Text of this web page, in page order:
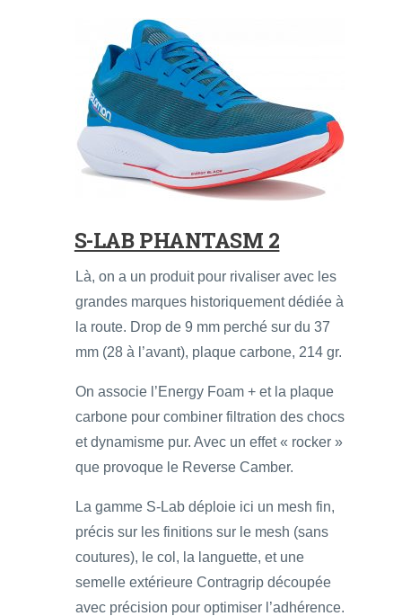
S-LAB PHANTASM 2
Là, on a un produit pour rivaliser avec les
grandes marques historiquement dédiée à
la route. Drop de 9 mm perché sur du 37
mm (28 à l’avant), plaque carbone, 214 gr.
On associe l’Energy Foam + et la plaque
carbone pour combiner filtration des chocs
et dynamisme pur. Avec un effet « rocker »
que provoque le Reverse Camber.
La gamme S-Lab déploie ici un mesh fin,
précis sur les finitions sur le mesh (sans
coutures), le col, la languette, et une
semelle extérieure Contragrip découpée
avec précision pour optimiser l’adhérence.